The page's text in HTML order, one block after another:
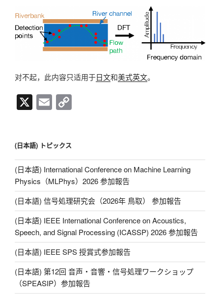
n
对不起，此内容只适用于日文和美式英文。
X E
Li
n
k
(日本語) トピックス
(日本語) International Conference on Machine Learning
Physics（MLPhys）2026 参加報告
(日本語) 信号処理研究会（2026年 鳥取） 参加報告
(日本語) IEEE International Conference on Acoustics,
Speech, and Signal Processing (ICASSP) 2026 参加報告
(日本語) IEEE SPS 授賞式参加報告
(日本語) 第12回 音声・音響・信号処理ワークショップ
（SPEASIP）参加報告